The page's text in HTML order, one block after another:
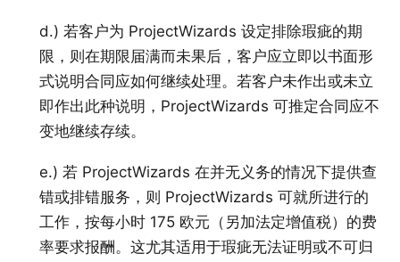
d.) 若客户为 ProjectWizards 设定排除瑕疵的期
限，则在期限届满而未果后，客户应立即以书面形
式说明合同应如何继续处理。若客户未作出或未立
即作出此种说明，ProjectWizards 可推定合同应不
变地继续存续。
e.) 若 ProjectWizards 在并无义务的情况下提供查
错或排错服务，则 ProjectWizards 可就所进行的
工作，按每小时 175 欧元（另加法定增值税）的费
率要求报酬。这尤其适用于瑕疵无法证明或不可归